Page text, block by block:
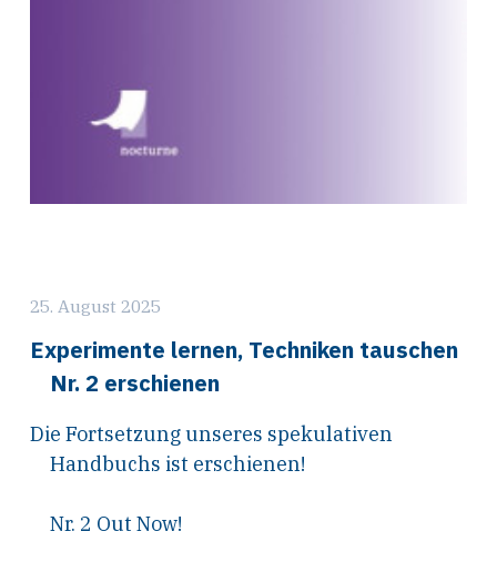
25. August 2025
Experimente lernen, Techniken tauschen
Nr. 2 erschienen
Die Fortsetzung unseres spekulativen
Handbuchs ist erschienen!
Nr. 2 Out Now!